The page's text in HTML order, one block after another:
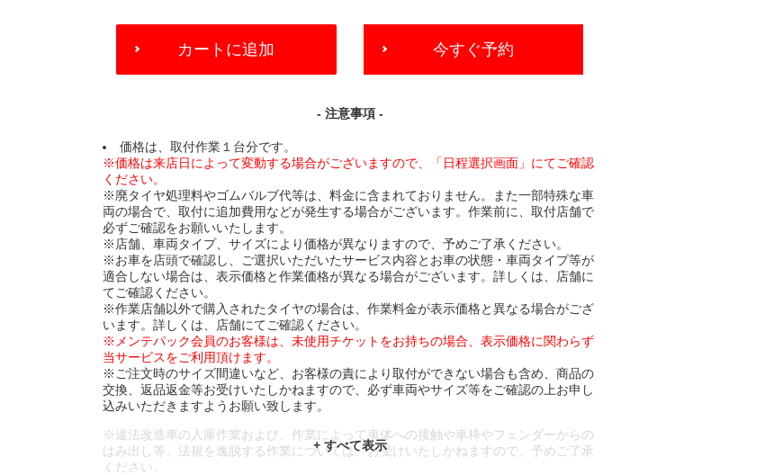
ADD
CART
カートに追加 今すぐ予約
- 注意事項 -
価格は、取付作業１台分です。
※価格は来店日によって変動する場合がございますので、「日程選択画面」にてご確認
ください。
※廃タイヤ処理料やゴムバルブ代等は、料金に含まれておりません。また一部特殊な車
両の場合で、取付に追加費用などが発生する場合がございます。作業前に、取付店舗で
必ずご確認をお願いいたします。
※店舗、車両タイプ、サイズにより価格が異なりますので、予めご了承ください。
※お車を店頭で確認し、ご選択いただいたサービス内容とお車の状態・車両タイプ等が
適合しない場合は、表示価格と作業価格が異なる場合がございます。詳しくは、店舗に
てご確認ください。
※作業店舗以外で購入されたタイヤの場合は、作業料金が表示価格と異なる場合がござ
います。詳しくは、店舗にてご確認ください。
※メンテパック会員のお客様は、未使用チケットをお持ちの場合、表示価格に関わらず
当サービスをご利用頂けます。
※ご注文時のサイズ間違いなど、お客様の責により取付ができない場合も含め、商品の
交換、返品返金等お受けいたしかねますので、必ず車両やサイズ等をご確認の上お申し
込みいただきますようお願い致します。
※違法改造車の入庫作業および、作業によって車体への接触や車枠やフェンダーからの
はみ出し等、法規を逸脱する作業については、お受けいたしかねますので、予めご了承
ください。